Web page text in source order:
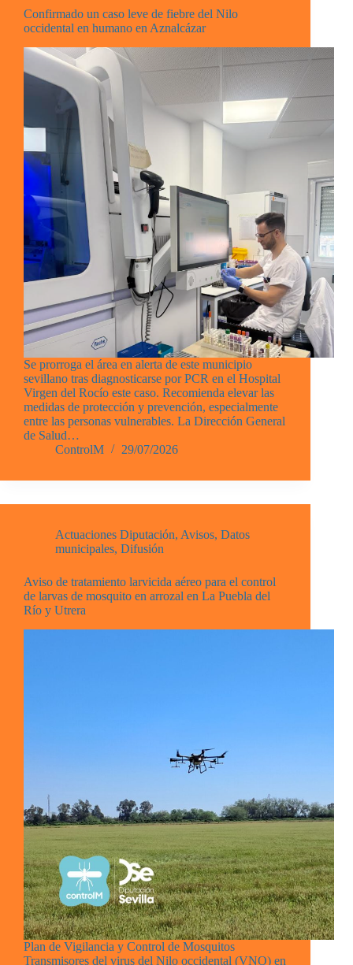
Confirmado un caso leve de fiebre del Nilo
occidental en humano en Aznalcázar
Se prorroga el área en alerta de este municipio
sevillano tras diagnosticarse por PCR en el Hospital
Virgen del Rocío este caso. Recomienda elevar las
medidas de protección y prevención, especialmente
entre las personas vulnerables. La Dirección General
de Salud…
ControlM
29/07/2026
Actuaciones Diputación, Avisos, Datos
municipales, Difusión
Aviso de tratamiento larvicida aéreo para el control
de larvas de mosquito en arrozal en La Puebla del
Río y Utrera
Plan de Vigilancia y Control de Mosquitos
Transmisores del virus del Nilo occidental (VNO) en